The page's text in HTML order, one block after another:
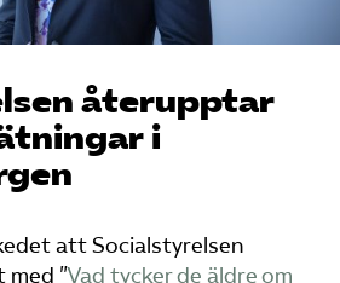
återupptar
i
att Socialstyrelsen
”Vad tycker de äldre om